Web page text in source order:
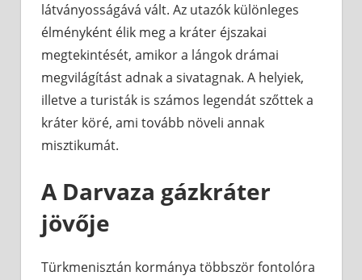
látványosságává vált. Az utazók különleges
élményként élik meg a kráter éjszakai
megtekintését, amikor a lángok drámai
megvilágítást adnak a sivatagnak. A helyiek,
illetve a turisták is számos legendát szőttek a
kráter köré, ami tovább növeli annak
misztikumát.
A Darvaza gázkráter
jövője
Türkmenisztán kormánya többször fontolóra